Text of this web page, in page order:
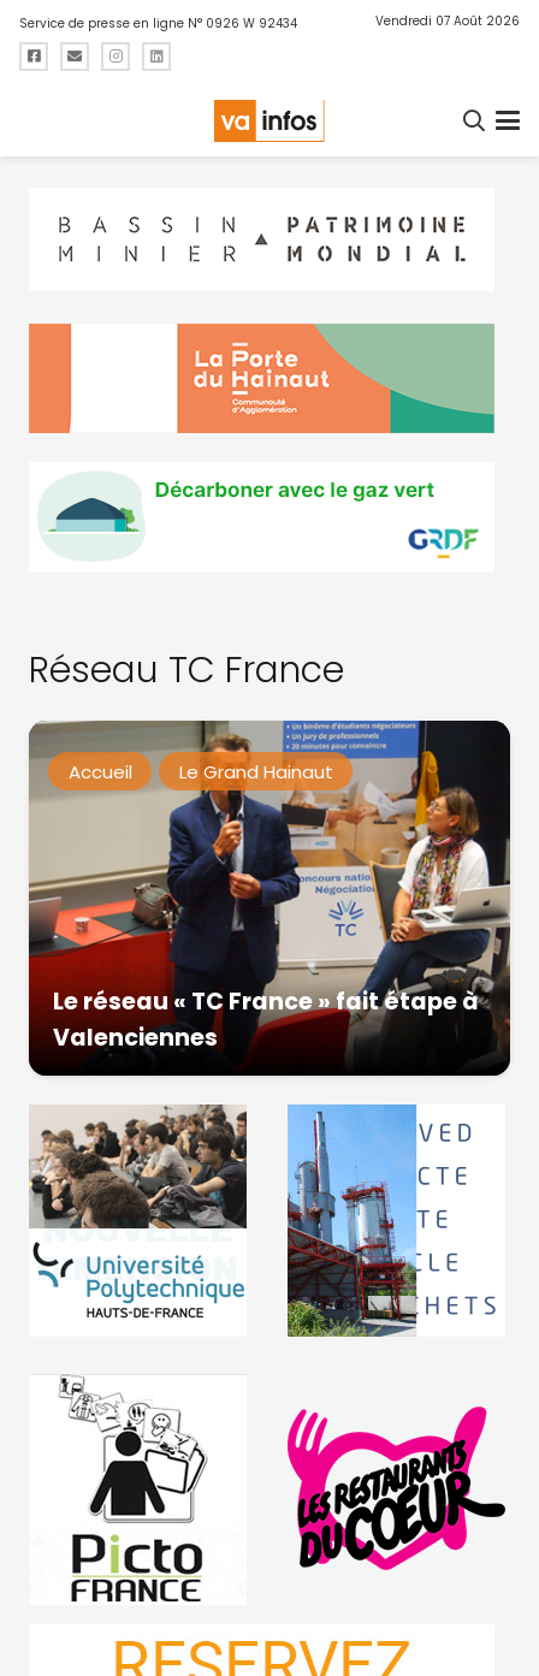
Service de presse en ligne N° 0926 W 92434 Vendredi 07 Août 2026
Réseau TC France
Accueil Le Grand Hainaut
Le réseau « TC France » fait étape à
Valenciennes